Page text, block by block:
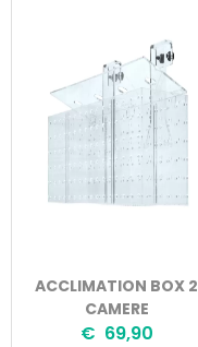
ACCLIMATION BOX 2
CAMERE
€ 69,90